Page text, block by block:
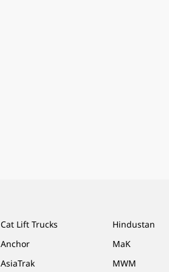
Cat Lift Trucks
Anchor
AsiaTrak
Hindustan
MaK
MWM